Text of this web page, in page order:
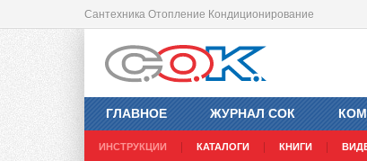
Сантехника Отопление Кондиционирование
ГЛАВНОЕ ЖУРНАЛ СОК
ИНСТРУКЦИИ КАТАЛОГИ КНИГИ